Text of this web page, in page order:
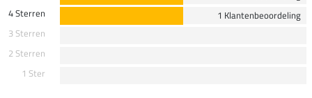
4 Sterren
1 Klantenbeoordeling
3 Sterren
2 Sterren
1 Ster